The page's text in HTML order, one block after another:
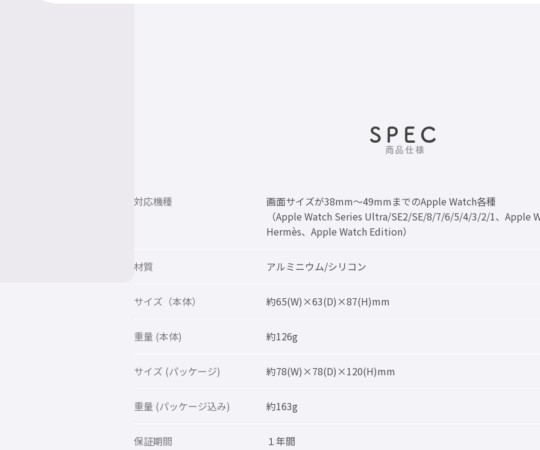
SPEC
商品仕様
対応機種
画面サイズが38mm～49mmまでのApple Watch各種
（Apple Watch Series Ultra/SE2/SE/8/7/6/5/4/3/2/1、Apple
Hermès、Apple Watch Edition）
材質 アルミニウム/シリコン
サイズ（本体） 約65(W)×63(D)×87(H)mm
重量 (本体) 約126g
サイズ (パッケージ) 約78(W)×78(D)×120(H)mm
重量 (パッケージ込み) 約163g
保証期間 １年間